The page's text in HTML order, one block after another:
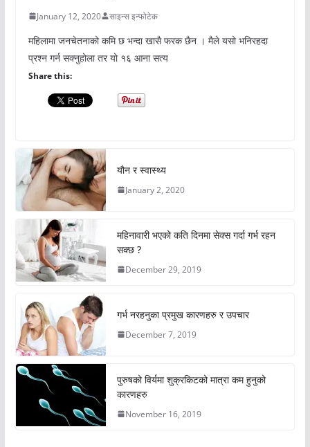
January 12, 2020 साइन्स इन्फोटेक
महिलामा जनचेतनाको कमि छ भन्दा खासै फरक छैन । मैले यसो भनिरहदा
प्रश्न गर्न सक्नुहोला तर यो १६ आना सत्य
Share this:
यौन र स्वास्थ्य
January 2, 2020
महिनावारी भएको कति दिनमा सेक्स गर्दा गर्भ रहन
सक्छ ?
December 29, 2019
गर्भ नरहनुका प्रमुख कारणहरु र उपचार
December 7, 2019
पुरुषको विर्यमा शुक्रकिटको मात्रा कम हुनुको
कारणहरु
November 16, 2019